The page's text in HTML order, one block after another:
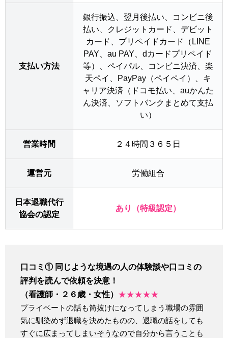
支払い方法
銀行振込、翌月後払い、コンビニ後
払い、クレジットカード、デビット
カード、プリペイドカード（LINE
PAY、au PAY、dカードプリペイド
等）、ペイパル、コンビニ決済、楽
天ペイ、PayPay（ペイペイ）、キ
ャリア決済（ドコモ払い、auかんた
ん決済、ソフトバンクまとめて支払
い）
営業時間 ２４時間３６５日
運営元 労働組合
日本退職代行
協会の認定
あり（特級認定）
口コミ① 同じような境遇の人の体験談や口コミの
評判を読んで依頼を決意！
（看護師・２６歳・女性） ★★★★★
プライベートの話も筒抜けになってしまう職場の雰囲
気に馴染めず退職を決めたものの、退職の話をしても
すぐに広まってしまいそうなので自分から言うことも